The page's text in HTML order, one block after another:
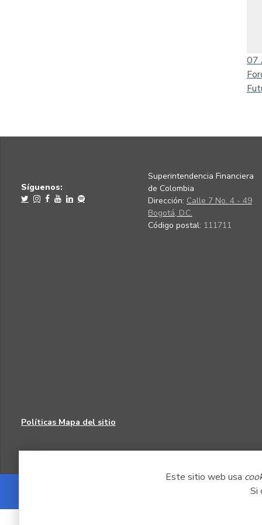
Este sitio web usa
Si
07
Síguenos:
Superintendencia Financiera
de Colombia
Dirección: Calle 7 No. 4 - 49
Bogotá, D.C.
Código postal: 111711
Políticas Mapa del sitio